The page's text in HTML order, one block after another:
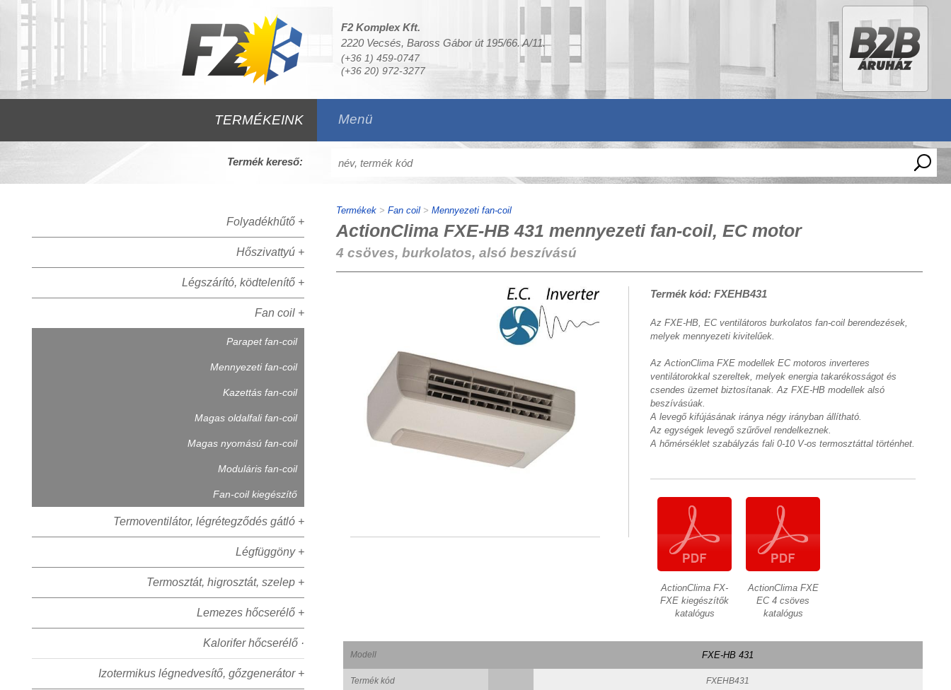
F2 Komplex Kft.
2220 Vecsés, Baross Gábor út 195/66. A/11.
(+36 1) 459-0747
(+36 20) 972-3277
TERMÉKEINK Menü
Termék kereső:
Folyadékhűtő +
Hőszivattyú +
Légszárító, ködtelenítő +
Fan coil +
Parapet fan-coil
Mennyezeti fan-coil
Kazettás fan-coil
Magas oldalfali fan-coil
Magas nyomású fan-coil
Moduláris fan-coil
Fan-coil kiegészítő
Termoventilátor, légrétegződés gátló +
Légfüggöny +
Termosztát, higrosztát, szelep +
Lemezes hőcserélő +
Kalorifer hőcserélő ·
Izotermikus légnedvesítő, gőzgenerátor +
Termékek> Fan coil> Mennyezeti fan-coil
ActionClima FXE-HB 431 mennyezeti fan-coil, EC motor
4 csöves, burkolatos, alsó beszívású
Termék kód: FXEHB431
Az FXE-HB, EC ventilátoros burkolatos fan-coil berendezések,
melyek mennyezeti kivitelűek.
Az ActionClima FXE modellek EC motoros inverteres
ventilátorokkal szereltek, melyek energia takarékosságot és
csendes üzemet biztosítanak. Az FXE-HB modellek alsó
beszívásúak.
A levegő kifújásának iránya négy irányban állítható.
Az egységek levegő szűrővel rendelkeznek.
A hőmérséklet szabályzás fali 0-10 V-os termosztáttal történhet.
ActionClima FX-
FXE kiegészítők
katalógus
ActionClima FXE
EC 4 csöves
katalógus
Modell FXE-HB 431
Termék kód FXEHB431